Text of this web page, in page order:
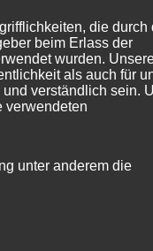
vorher bei der
hängt von der
sollte man
30m
als 100m. Zwar
aber das ist
die durch
beim Erlass der
wurden.
als auch für
verständlich sein.
verwendeten
unter anderem die